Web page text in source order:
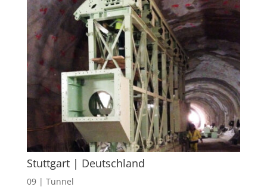
Stuttgart | Deutschland
09 | Tunnel